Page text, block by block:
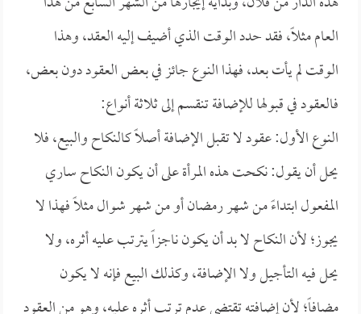
العام مثلاً، فقد حدد الوقت الذي أضيف إليه العقد، وهذا
الوقت لم يأت بعد، فهذا النوع جائز في بعض العقود دون بعض،
فالعقود في قبولها للإضافة تنقسم إلى ثلاثة أنواع:
النوع الأول: عقود لا تقبل الإضافة أصلاً كالنكاح والبيع، فلا
يحل أن يقول: نكحت هذه المرأة على أن يكون النكاح ساري
المفعول ابتداءً من شهر رمضان أو من شهر شوال مثلاً فهذا لا
يجوز؛ لأن النكاح لا بد أن يكون ناجزاً يترتب عليه أثره، ولا
يحل فيه التأجيل ولا الإضافة، وكذلك البيع فإنه لا يكون